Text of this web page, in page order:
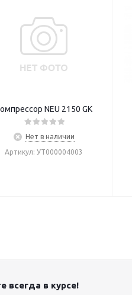
NEU 2150 GK
Нет в наличии
Артикул: УТ000004003
всегда в курсе!